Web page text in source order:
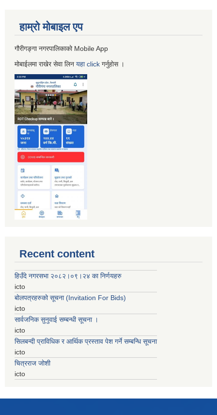
हाम्रो माेबाइल एप
गौरीगङ्गा नगरपालिकाको Mobile App
मोबाईलमा राखेर सेवा लिन यहाclick गर्नुहाेस ।
Recent content
हिउँदे नगरसभा २०८२।०९।२४ का निर्णयहरु
icto
बोलपत्रहरुको सूचना (Invitation For Bids)
icto
सार्वजनिक सुनुवाई सम्बन्धी सूचना ।
icto
सिलबन्दी प्राविधिक र आर्थिक प्रस्ताव पेश गर्ने सम्बन्धि सूचना
icto
चित्रराज जोशी
icto